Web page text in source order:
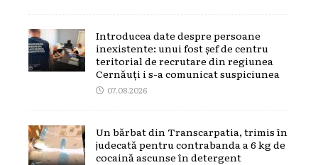
Introducea date despre persoane
inexistente: unui fost șef de centru
teritorial de recrutare din regiunea
Cernăuți i s-a comunicat suspiciunea
07.08.2026
Un bărbat din Transcarpatia, trimis în
judecată pentru contrabanda a 6 kg de
cocaină ascunse în detergent